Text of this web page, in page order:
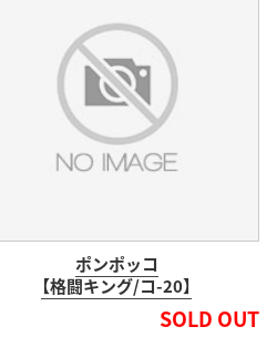
ポンポッコ
【格闘キング/コ-20】
SOLD OUT